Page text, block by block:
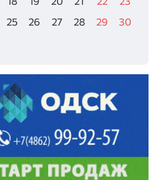
25 26 27 28 29
30